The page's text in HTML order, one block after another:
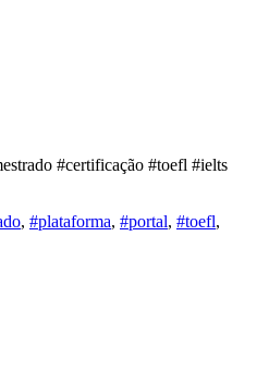
#certificação #toefl #ielts
, #plataforma, #portal, #toefl,